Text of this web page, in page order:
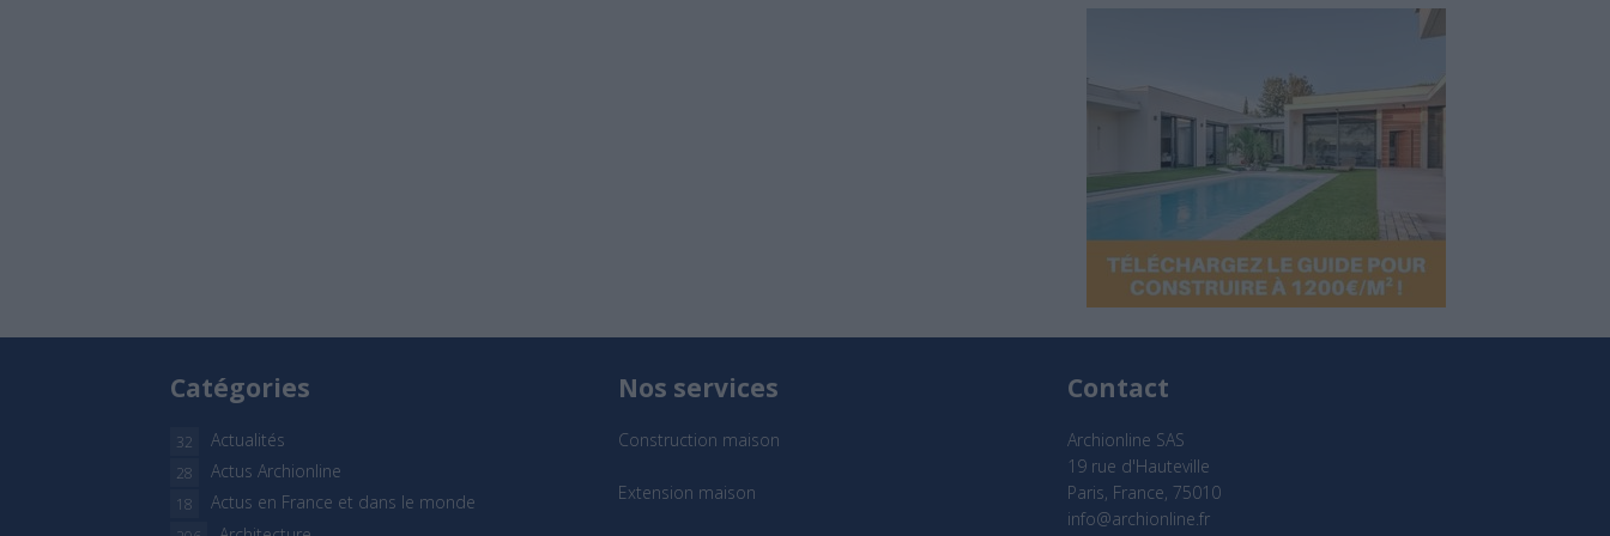
Catégories
Actualités
32
Actus Archionline
28
Actus en France et dans le monde
18
Nos services
Construction maison
Extension maison
Contact
Archionline SAS
19 rue d'Hauteville
Paris, France, 75010
info@archionline.fr